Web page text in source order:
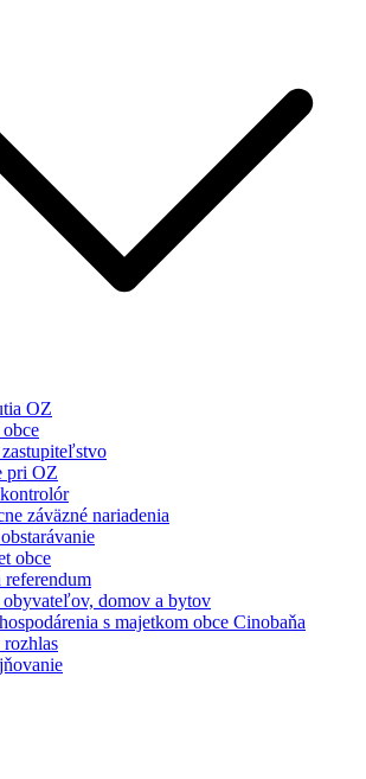
OZ
obce
pri OZ
záväzné nariadenia
obce
obyvateľov, domov a bytov
s majetkom obce Cinobaňa